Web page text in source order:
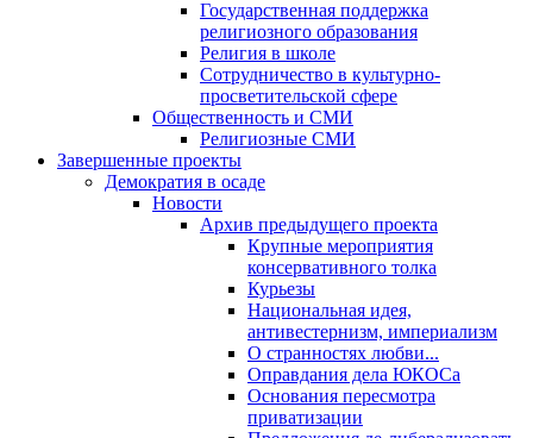
Государственная поддержка
религиозного образования
Религия в школе
Сотрудничество в культурно-
просветительской сфере
Общественность и СМИ
Религиозные СМИ
Завершенные проекты
Демократия в осаде
Новости
Архив предыдущего проекта
Крупные мероприятия
консервативного толка
Курьезы
Национальная идея,
антивестернизм, империализм
О странностях любви...
Оправдания дела ЮКОСа
Основания пересмотра
приватизации